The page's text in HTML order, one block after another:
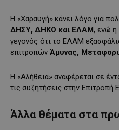
Η «Χαραυγή» κάνει λόγο για
ΔΗΣΥ, ΔΗΚΟ και ΕΛΑΜ, ενώ η
γεγονός ότι το ΕΛΑΜ
επιτροπών Άμυνας,
Η «Αλήθεια» αναφέρεται σε
τις συζητήσεις στην Επιτροπή
Άλλα θέματα στα